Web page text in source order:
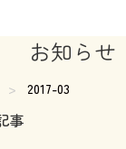
お知らせ
現在のページ:
2017-03
事